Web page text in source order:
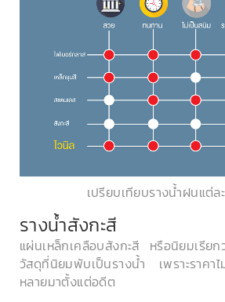
เปรียบเทียบรางน้ำฝนแต่ล
รางน้ำสังกะสี
แผ่นเหล็กเคลือบสังกะสี หรือนิยมเรีย
วัสดุที่นิยมพับเป็นรางน้ำ เพราะราค
หลายมาตั้งแต่อดีต